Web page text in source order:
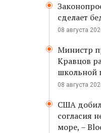
сделает
08 августа
Министр
Кравцов
школьной
08 августа
США
согласия
море, –